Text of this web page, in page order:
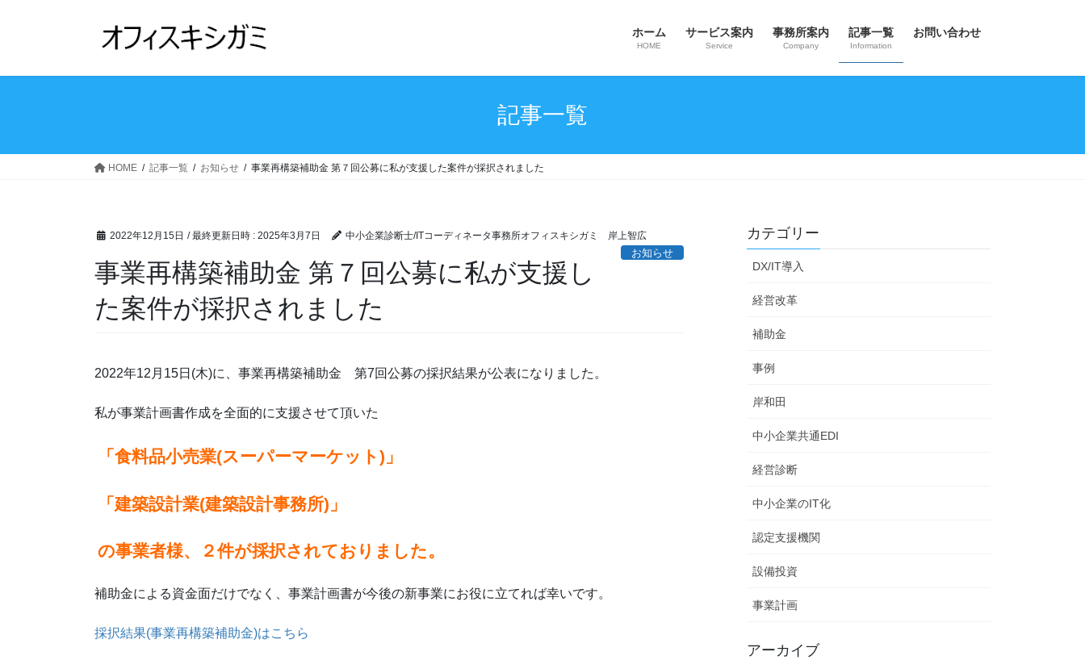
ホーム
HOME
サービス案内
Service
事務所案内
Company
記事一覧
Information
お問い合わせ
記事一覧
HOME 記事一覧 お知らせ 事業再構築補助金 第７回公募に私が支援した案件が採択されました
2022年12月15日 / 最終更新日時 : 2025年3月7日 中小企業診断士/ITコーディネータ事務所オフィスキシガミ 岸上智広
お知らせ
事業再構築補助金 第７回公募に私が支援し
た案件が採択されました
2022年12月15日(木)に、事業再構築補助金 第7回公募の採択結果が公表になりました。
私が事業計画書作成を全面的に支援させて頂いた
「食料品小売業(スーパーマーケット)」
「建築設計業(建築設計事務所)」
の事業者様、２件が採択されておりました。
補助金による資金面だけでなく、事業計画書が今後の新事業にお役に立てれば幸いです。
採択結果(事業再構築補助金)はこちら
カテゴリー
DX/IT導入
経営改革
補助金
事例
岸和田
中小企業共通EDI
経営診断
中小企業のIT化
認定支援機関
設備投資
事業計画
アーカイブ